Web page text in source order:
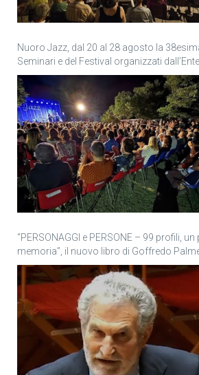
Nuoro Jazz, dal 20 al 28 agosto la
Seminari e del Festival organizzati
“PERSONAGGI e PERSONE – 99 profili,
memoria”, il nuovo libro di Goffredo